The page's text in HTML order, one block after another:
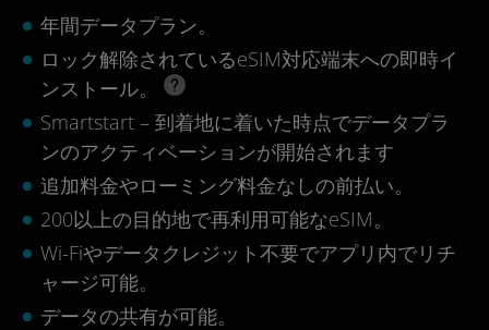
年間データプラン。
ロック解除されているeSIM対応端末への即時イ
ンストール。
Smartstart – 到着地に着いた時点でデータプラ
ンのアクティベーションが開始されます
追加料金やローミング料金なしの前払い。
200以上の目的地で再利用可能なeSIM。
Wi-Fiやデータクレジット不要でアプリ内でリチ
ャージ可能。
データの共有が可能。